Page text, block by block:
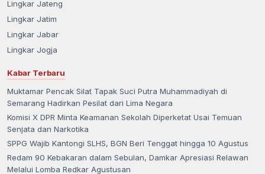
Lingkar Jateng
Lingkar Jatim
Lingkar Jabar
Lingkar Jogja
Kabar Terbaru
Muktamar Pencak Silat Tapak Suci Putra Muhammadiyah di
Semarang Hadirkan Pesilat dari Lima Negara
Komisi X DPR Minta Keamanan Sekolah Diperketat Usai Temuan
Senjata dan Narkotika
SPPG Wajib Kantongi SLHS, BGN Beri Tenggat hingga 10 Agustus
Redam 90 Kebakaran dalam Sebulan, Damkar Apresiasi Relawan
Melalui Lomba Redkar Agustusan